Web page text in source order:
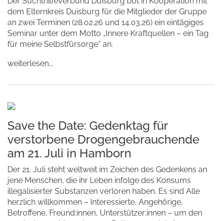
dem Elternkreis Duisburg für die Mitglieder der Gruppe
an zwei Terminen (28.02.26 und 14.03.26) ein eintägiges
Seminar unter dem Motto „Innere Kraftquellen – ein Tag
für meine Selbstfürsorge“ an.
weiterlesen...
Save the Date: Gedenktag für
verstorbene Drogengebrauchende
am 21. Juli in Hamborn
Der 21. Juli steht weltweit im Zeichen des Gedenkens an
jene Menschen, die ihr Leben infolge des Konsums
illegalisierter Substanzen verloren haben. Es sind Alle
herzlich willkommen – Interessierte, Angehörige,
Betroffene, Freund:innen, Unterstützer:innen – um den